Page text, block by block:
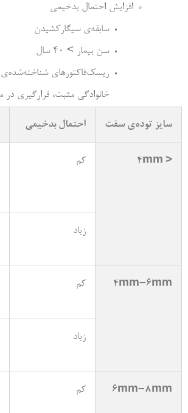
افزایش احتمال بدخیمی
سابقه­‌ی سیگارکشیدن
سن بیمار > 40 سال
ریسک­‌فاکتورهای شناخته‌­شده­‌ی
خانوادگی مثبت، قرارگیری
سایز توده‌­ی سفت احتمال بدخیمی
< 4mm کم
زیاد
4mm–6mm کم
زیاد
6mm–8mm کم